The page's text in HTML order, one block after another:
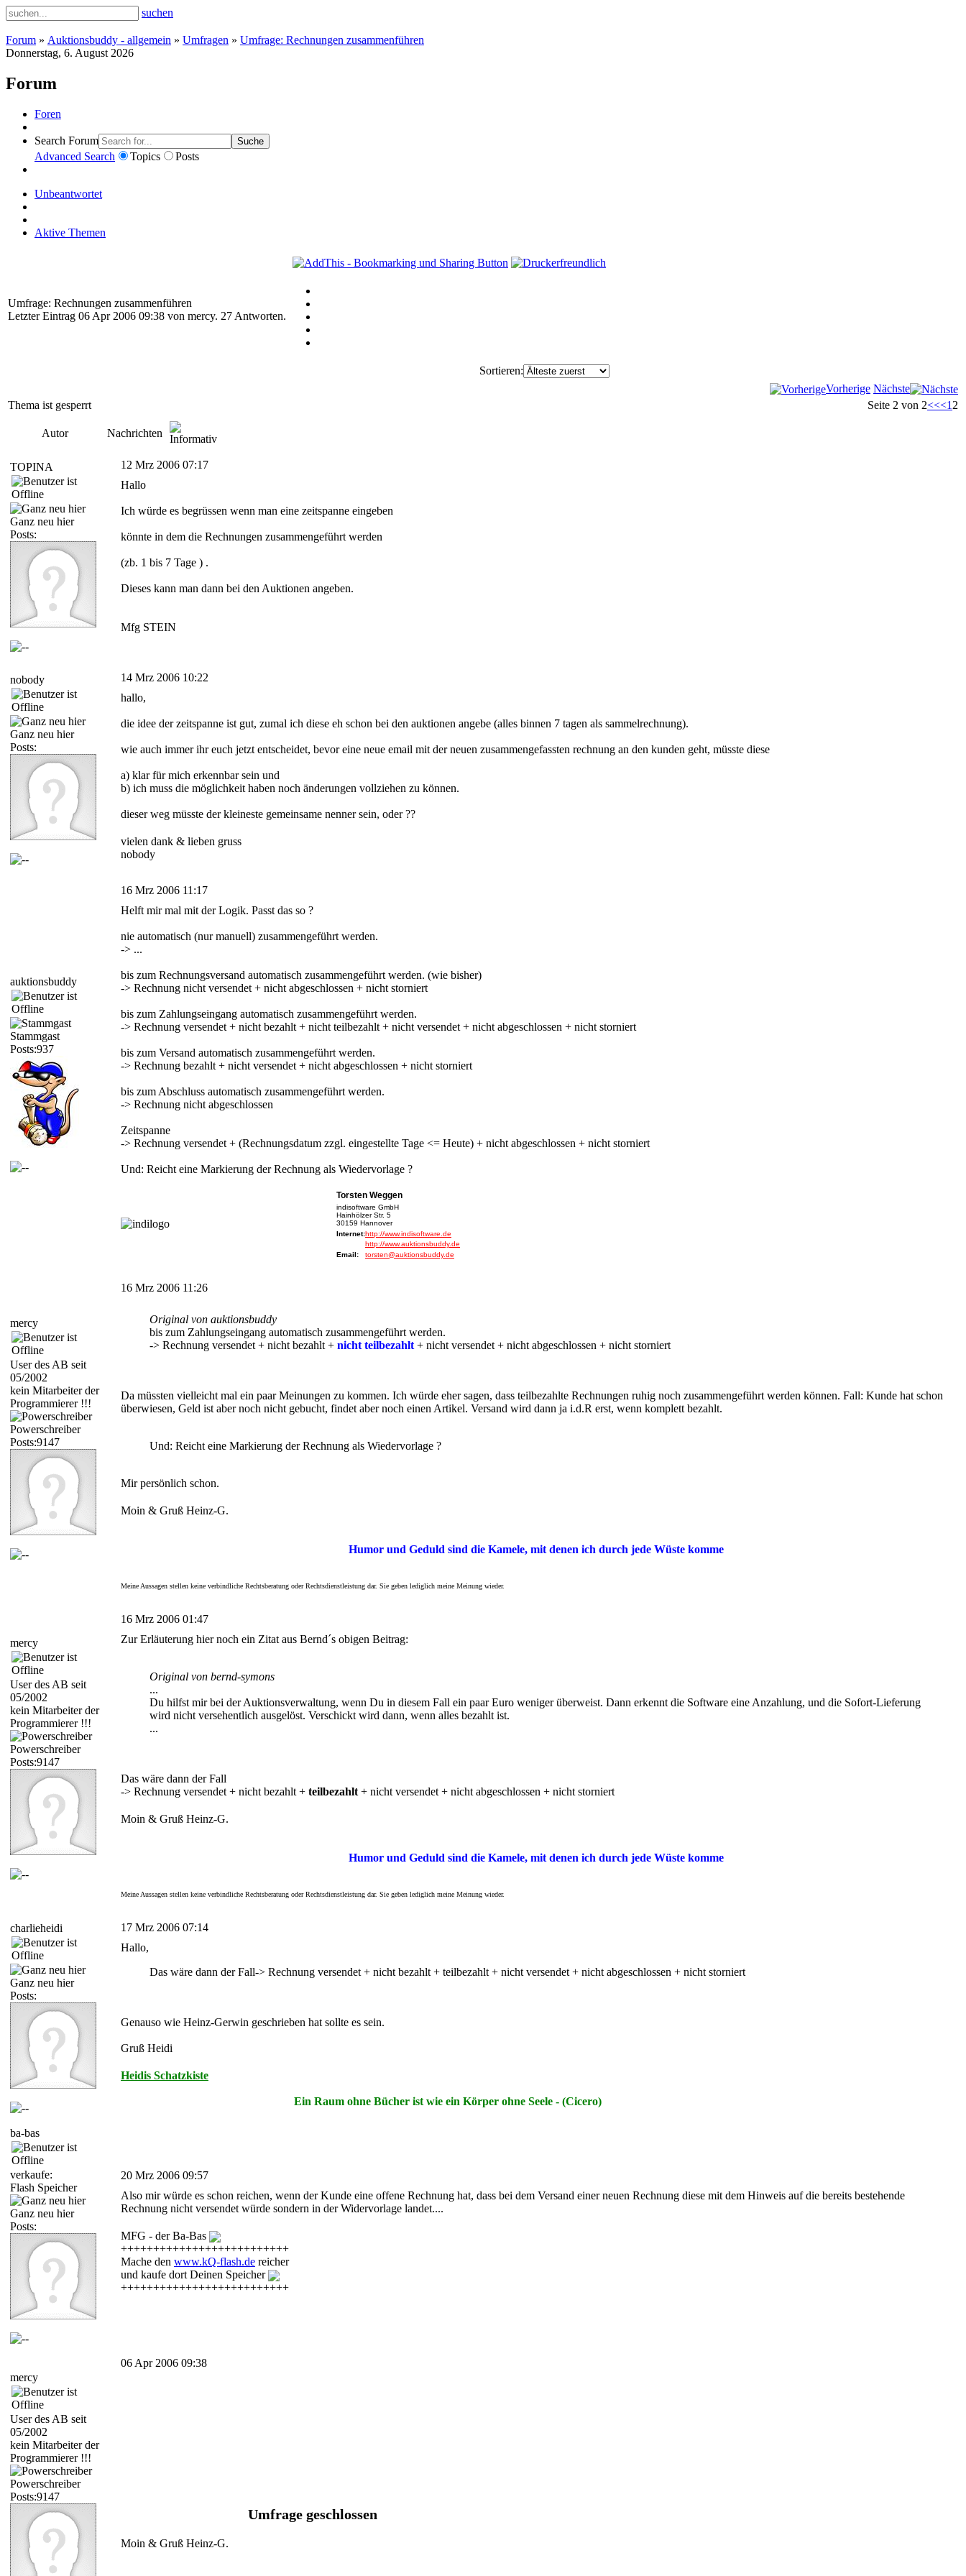
suchen
Forum » Auktionsbuddy - allgemein » Umfragen » Umfrage: Rechnungen zusammenführen
Donnerstag, 6. August 2026
Forum
Foren
Search Forum Suche
Advanced Search Topics Posts
Unbeantwortet
Aktive Themen
Umfrage: Rechnungen zusammenführen
Letzter Eintrag 06 Apr 2006 09:38 von mercy. 27 Antworten.
Sortieren:
Vorherige Nächste
Thema ist gesperrt
Seite 2 von 2<<<1 2
Autor Nachrichten
TOPINA
Ganz neu hier
Posts:
12 Mrz 2006 07:17
Hallo
Ich würde es begrüssen wenn man eine zeitspanne eingeben
könnte in dem die Rechnungen zusammengeführt werden
(zb. 1 bis 7 Tage ) .
Dieses kann man dann bei den Auktionen angeben.
Mfg STEIN
nobody
Ganz neu hier
Posts:
14 Mrz 2006 10:22
hallo,
die idee der zeitspanne ist gut, zumal ich diese eh schon bei den auktionen angebe (alles binnen 7 tagen als sammelrechnung).
wie auch immer ihr euch jetzt entscheidet, bevor eine neue email mit der neuen zusammengefassten rechnung an den kunden geht, müsste diese
a) klar für mich erkennbar sein und
b) ich muss die möglichkeit haben noch änderungen vollziehen zu können.
dieser weg müsste der kleineste gemeinsame nenner sein, oder ??
vielen dank & lieben gruss
nobody
auktionsbuddy
Stammgast
Posts:937
16 Mrz 2006 11:17
Helft mir mal mit der Logik. Passt das so ?
nie automatisch (nur manuell) zusammengeführt werden.
-> ...
bis zum Rechnungsversand automatisch zusammengeführt werden. (wie bisher)
-> Rechnung nicht versendet + nicht abgeschlossen + nicht storniert
bis zum Zahlungseingang automatisch zusammengeführt werden.
-> Rechnung versendet + nicht bezahlt + nicht teilbezahlt + nicht versendet + nicht abgeschlossen + nicht storniert
bis zum Versand automatisch zusammengeführt werden.
-> Rechnung bezahlt + nicht versendet + nicht abgeschlossen + nicht storniert
bis zum Abschluss automatisch zusammengeführt werden.
-> Rechnung nicht abgeschlossen
Zeitspanne
-> Rechnung versendet + (Rechnungsdatum zzgl. eingestellte Tage <= Heute) + nicht abgeschlossen + nicht storniert
Und: Reicht eine Markierung der Rechnung als Wiedervorlage ?
Torsten Weggen
indisoftware GmbH
Hainhölzer Str. 5
30159 Hannover
Internet:http://www.indisoftware.de
http://www.auktionsbuddy.de
Email:
torsten@auktionsbuddy.de
mercy
User des AB seit
05/2002
kein Mitarbeiter der
Programmierer !!!
Powerschreiber
Posts:9147
16 Mrz 2006 11:26
Original von auktionsbuddy
bis zum Zahlungseingang automatisch zusammengeführt werden.
-> Rechnung versendet + nicht bezahlt + nicht teilbezahlt + nicht versendet + nicht abgeschlossen + nicht storniert
Da müssten vielleicht mal ein paar Meinungen zu kommen. Ich würde eher sagen, dass teilbezahlte Rechnungen ruhig noch zusammengeführt werden können. Fall: Kunde hat schon
überwiesen, Geld ist aber noch nicht gebucht, findet aber noch einen Artikel. Versand wird dann ja i.d.R erst, wenn komplett bezahlt.
Und: Reicht eine Markierung der Rechnung als Wiedervorlage ?
Mir persönlich schon.
Moin & Gruß Heinz-G.
Humor und Geduld sind die Kamele, mit denen ich durch jede Wüste komme
Meine Aussagen stellen keine verbindliche Rechtsberatung oder Rechtsdienstleistung dar. Sie geben lediglich meine Meinung wieder.
mercy
User des AB seit
05/2002
kein Mitarbeiter der
Programmierer !!!
Powerschreiber
Posts:9147
16 Mrz 2006 01:47
Zur Erläuterung hier noch ein Zitat aus Bernd´s obigen Beitrag:
Original von bernd-symons
...
Du hilfst mir bei der Auktionsverwaltung, wenn Du in diesem Fall ein paar Euro weniger überweist. Dann erkennt die Software eine Anzahlung, und die Sofort-Lieferung
wird nicht versehentlich ausgelöst. Verschickt wird dann, wenn alles bezahlt ist.
...
Das wäre dann der Fall
-> Rechnung versendet + nicht bezahlt + teilbezahlt + nicht versendet + nicht abgeschlossen + nicht storniert
Moin & Gruß Heinz-G.
Humor und Geduld sind die Kamele, mit denen ich durch jede Wüste komme
Meine Aussagen stellen keine verbindliche Rechtsberatung oder Rechtsdienstleistung dar. Sie geben lediglich meine Meinung wieder.
charlieheidi
Ganz neu hier
Posts:
17 Mrz 2006 07:14
Hallo,
Das wäre dann der Fall-> Rechnung versendet + nicht bezahlt + teilbezahlt + nicht versendet + nicht abgeschlossen + nicht storniert
Genauso wie Heinz-Gerwin geschrieben hat sollte es sein.
Gruß Heidi
Heidis Schatzkiste
Ein Raum ohne Bücher ist wie ein Körper ohne Seele - (Cicero)
ba-bas
verkaufe:
Flash Speicher
Ganz neu hier
Posts:
20 Mrz 2006 09:57
Also mir würde es schon reichen, wenn der Kunde eine offene Rechnung hat, dass bei dem Versand einer neuen Rechnung diese mit dem Hinweis auf die bereits bestehende
Rechnung nicht versendet würde sondern in der Widervorlage landet....
MFG - der Ba-Bas
++++++++++++++++++++++++++
Mache den www.kQ-flash.de reicher
und kaufe dort Deinen Speicher
++++++++++++++++++++++++++
mercy
User des AB seit
05/2002
kein Mitarbeiter der
Programmierer !!!
Powerschreiber
Posts:9147
06 Apr 2006 09:38
Umfrage geschlossen
Moin & Gruß Heinz-G.